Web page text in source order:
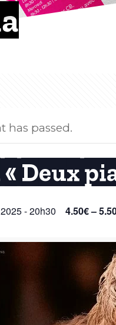
has passed.
Deux
- 20h30 4.50€ –